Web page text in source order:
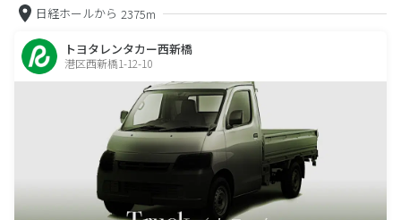
日経ホールから 2375m
トヨタレンタカー西新橋
港区西新橋1-12-10